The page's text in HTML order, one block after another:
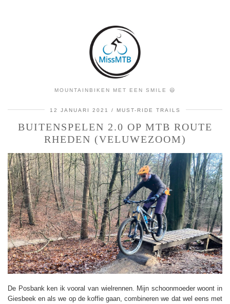
MOUNTAINBIKEN MET EEN SMILE 😃
12 JANUARI 2021 MUST-RIDE TRAILS
BUITENSPELEN 2.0 OP MTB ROUTE
RHEDEN (VELUWEZOOM)
De Posbank ken ik vooral van wielrennen. Mijn schoonmoeder woont in
Giesbeek en als we op de koffie gaan, combineren we dat wel eens met